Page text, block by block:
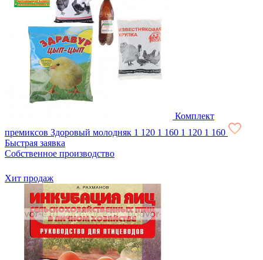
Комплект
премиксов Здоровый молодняк 1 120 1 160 1 120 1 160
Быстрая заявка
Собственное производство
Хит продаж